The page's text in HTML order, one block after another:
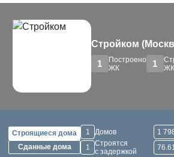
Стройком
1
Построено
ЖК
1
ЖК
Строящиеся дома
Сданные дома
1
Домов
1
Строятся
с задержкой
1